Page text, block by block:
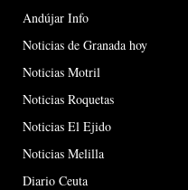
Andújar Info
Noticias de Granada hoy
Noticias Motril
Noticias Roquetas
Noticias El Ejido
Noticias Melilla
Diario Ceuta